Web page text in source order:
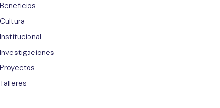
Beneficios
Cultura
Institucional
Investigaciones
Proyectos
Talleres